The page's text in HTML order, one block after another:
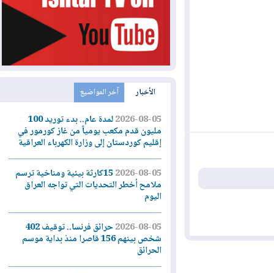
الأخبار آخر المواضيع
2026-08-05 لمدة عام.. بدء توريد 100
مليون قدم مكعب يومياً من غاز كورمور في
إقليم كوردستان إلى وزارة الكهرباء العراقية
2026-08-05
15كارثة بيئية ومناخية ترسم
ملامح أخطر التحديات التي تواجه العراق
اليوم
2026-08-05
حرائق فرنسا.. توقيف 402
شخص بينهم 156 قاصرا منذ بداية موسم
الحرائق